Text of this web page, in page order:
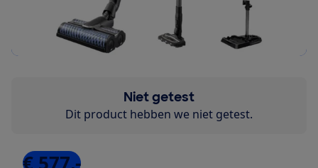
Niet getest
Dit product hebben we niet getest.